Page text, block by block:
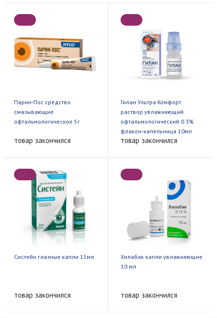
Парин-Пос средство
смазывающие
офтальмологическое 5г
товар закончился
Гилан Ультра Комфорт
раствор увлажняющий
офтальмологический 0.3%
флакон-капельница 10мл
товар закончился
Систейн глазные капли 15мл
товар закончился
Хилабак капли увлажняющие
10 мл
товар закончился